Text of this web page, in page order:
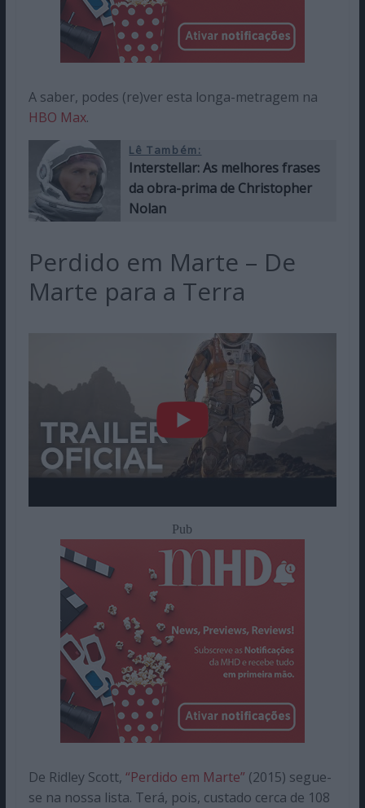
A saber, podes (re)ver esta longa-metragem na
HBO Max.
Lê Também:
Interstellar: As melhores frases
da obra-prima de Christopher
Nolan
Perdido em Marte – De
Marte para a Terra
Pub
De Ridley Scott, “Perdido em Marte” (2015) segue-
se na nossa lista. Terá, pois, custado cerca de 108